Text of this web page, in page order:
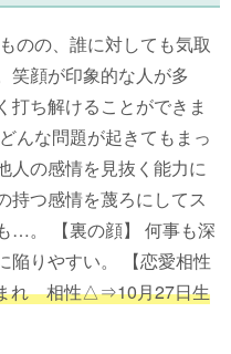
のの、誰に対しても気取
笑顔が印象的な人が多
打ち解けることができま
んな問題が起きてもまっ
人の感情を見抜く能力に
持つ感情を蔑ろにしてス
…。 【裏の顔】 何事も深
陥りやすい。 【恋愛相性
れ 相性△⇒10月27日生